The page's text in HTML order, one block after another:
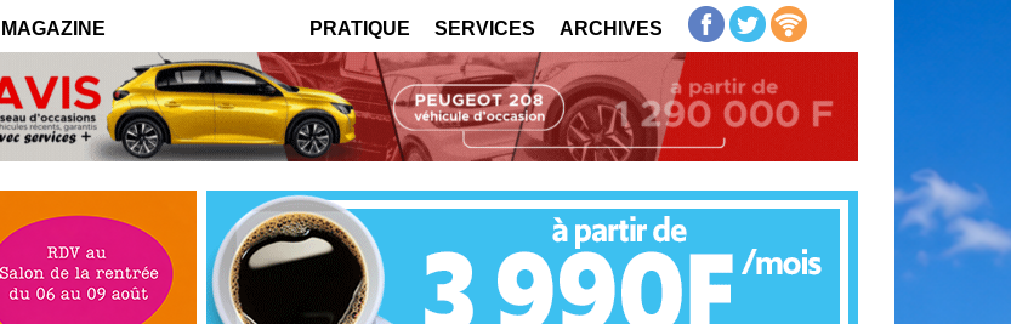
MAGAZINE PRATIQUE SERVICES ARCHIVES